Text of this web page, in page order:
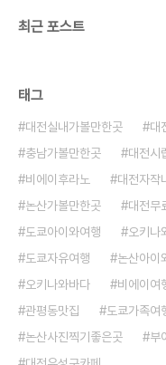
최근 포스트
태그
대전실내가볼만한곳 대
충남가볼만한곳
대전시
비에이후라노
대전자작
논산가볼만한곳
대전무
도쿄아이와여행
오키나
도쿄자유여행
논산아이
오키나와바다
비에이여
관평동맛집
도쿄가족여
논산사진찍기좋은곳
부